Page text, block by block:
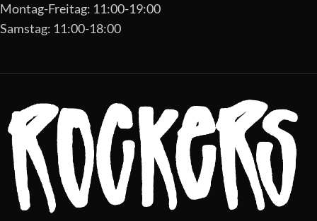
Montag-Freitag: 11:00-19:00
Samstag: 11:00-18:00